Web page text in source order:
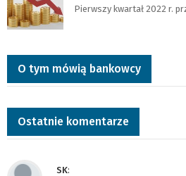
Pierwszy kwartał 2022 r.
O tym mówią bankowcy
Ostatnie komentarze
SK: